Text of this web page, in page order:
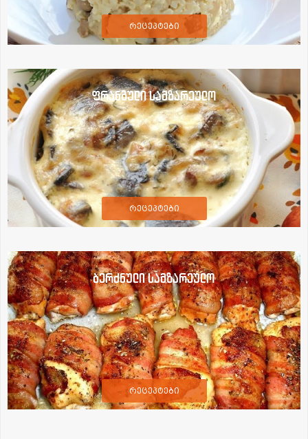
რეცეპტები
ფრანგული სამზარეულო
რეცეპტები
ბერძნული სამზარეულო
რეცეპტები